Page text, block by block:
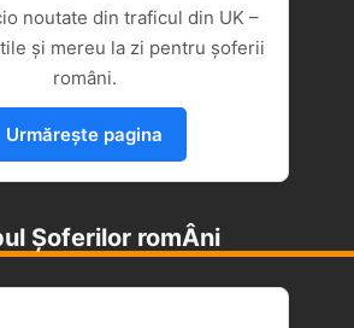
noutate din traficul din UK –
și mereu la zi pentru șoferii
români.
Urmărește pagina
Șoferilor romÂni